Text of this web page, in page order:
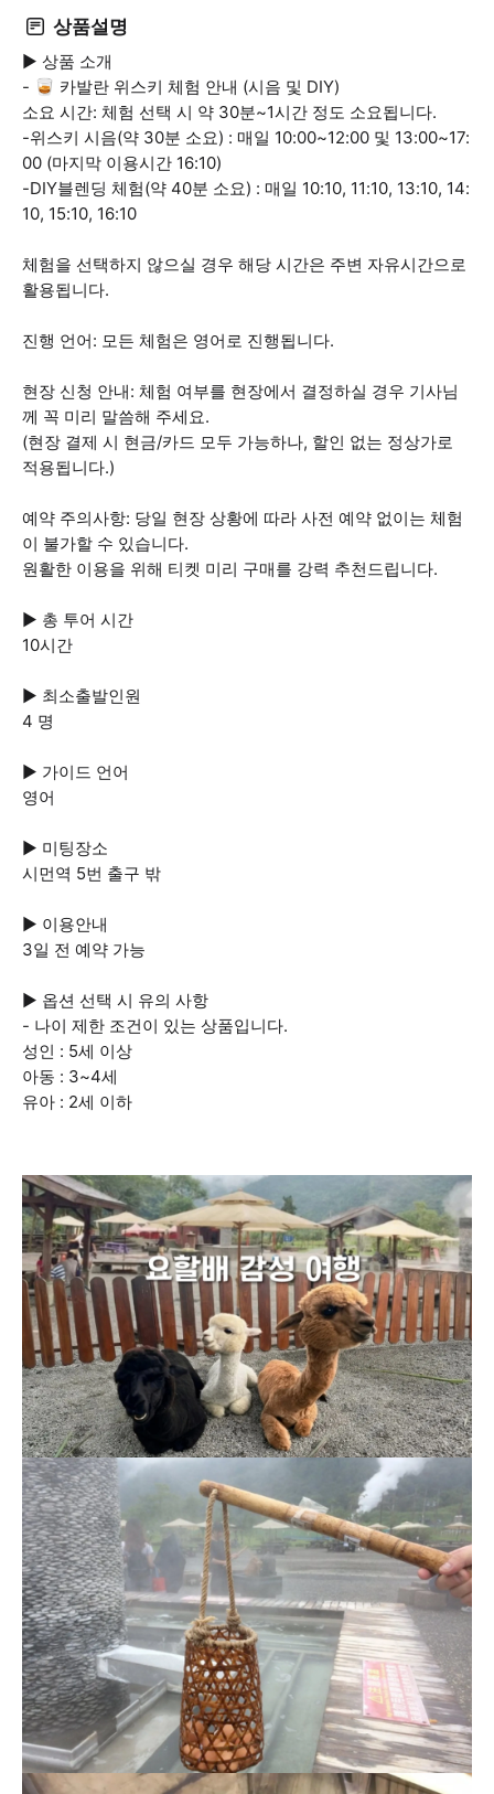
상품설명
▶ 상품 소개
- 🥃 카발란 위스키 체험 안내 (시음 및 DIY)
소요 시간: 체험 선택 시 약 30분~1시간 정도 소요됩니다.
-위스키 시음(약 30분 소요) : 매일 10:00~12:00 및 13:00~17:
00 (마지막 이용시간 16:10)
-DIY블렌딩 체험(약 40분 소요) : 매일 10:10, 11:10, 13:10, 14:
10, 15:10, 16:10
체험을 선택하지 않으실 경우 해당 시간은 주변 자유시간으로
활용됩니다.
진행 언어: 모든 체험은 영어로 진행됩니다.
현장 신청 안내: 체험 여부를 현장에서 결정하실 경우 기사님
께 꼭 미리 말씀해 주세요.
(현장 결제 시 현금/카드 모두 가능하나, 할인 없는 정상가로
적용됩니다.)
예약 주의사항: 당일 현장 상황에 따라 사전 예약 없이는 체험
이 불가할 수 있습니다.
원활한 이용을 위해 티켓 미리 구매를 강력 추천드립니다.
▶ 총 투어 시간
10시간
▶ 최소출발인원
4 명
▶ 가이드 언어
영어
▶ 미팅장소
시먼역 5번 출구 밖
▶ 이용안내
3일 전 예약 가능
▶ 옵션 선택 시 유의 사항
- 나이 제한 조건이 있는 상품입니다.
성인 : 5세 이상
아동 : 3~4세
유아 : 2세 이하